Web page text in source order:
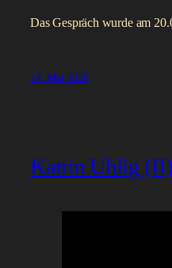
Das Gespräch wurde am
24. Mai 2026
Katrin Uhlig (II)